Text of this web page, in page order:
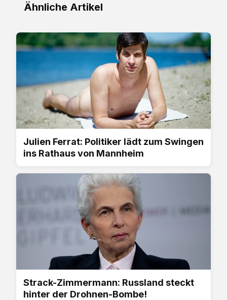
Ähnliche Artikel
Julien Ferrat: Politiker lädt zum Swingen
ins Rathaus von Mannheim
Strack-Zimmermann: Russland steckt
hinter der Drohnen-Bombe!